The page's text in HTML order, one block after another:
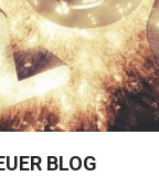
BLOG